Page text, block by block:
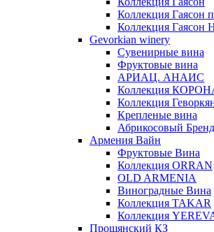
Коллекция Гаясон
Коллекция Гаясон
Gevorkian winery
Сувенирные вина
Фруктовые вина
АРИАЦ. АНАИС
Коллекция
Коллекция
Крепленые вина
Абрикосовый
Армения Вайн
Фруктовые Вина
Коллекция ORRAN
OLD ARMENIA
Виноградные Вина
Коллекция TAKAR
Коллекция
Прошянский КЗ